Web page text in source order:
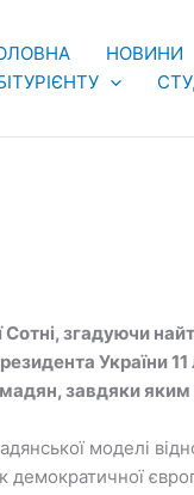
НОВИНИ
згадуючи
України
завдяки
моделі
демократичної